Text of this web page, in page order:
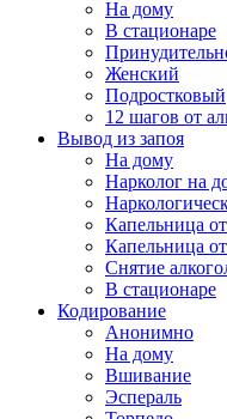
На дому
В стационаре
Женский
Подростковый
12 шагов от
Вывод из запоя
На дому
Нарколог на
Капельница
Капельница
Снятие
В стационаре
Кодирование
Анонимно
На дому
Вшивание
Эспераль